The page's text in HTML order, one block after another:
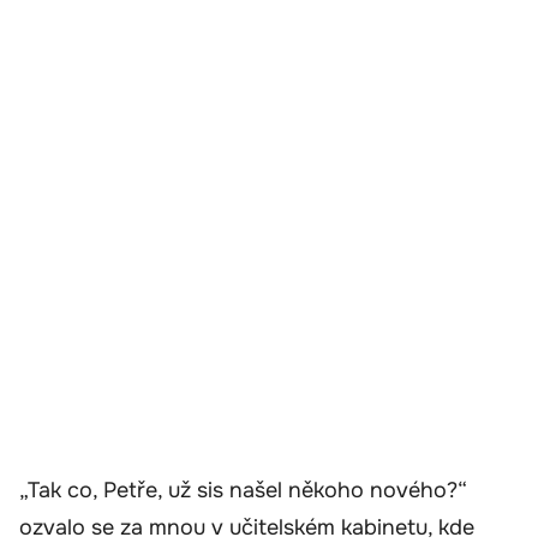
„Tak co, Petře, už sis našel někoho nového?“
ozvalo se za mnou v učitelském kabinetu, kde